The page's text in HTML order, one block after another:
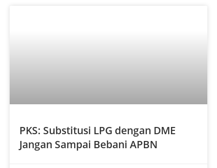
PKS: Substitusi LPG dengan DME
Jangan Sampai Bebani APBN